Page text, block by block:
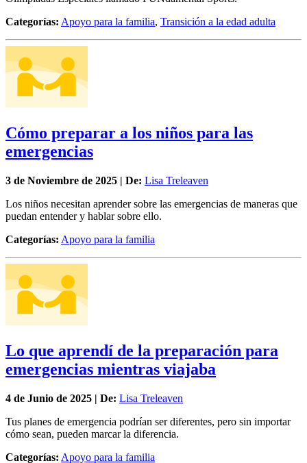
Categorías: Apoyo para la familia, Transición a la edad adulta
Cómo preparar a los niños para las
emergencias
3 de Noviembre de 2025 | De: Lisa Treleaven
Los niños necesitan aprender sobre las emergencias de maneras que
puedan entender y hablar sobre ello.
Categorías: Apoyo para la familia
Lo que aprendí de la preparación para
emergencias mientras viajaba
4 de Junio de 2025 | De: Lisa Treleaven
Tus planes de emergencia podrían ser diferentes, pero sin importar
cómo sean, pueden marcar la diferencia.
Categorías: Apoyo para la familia